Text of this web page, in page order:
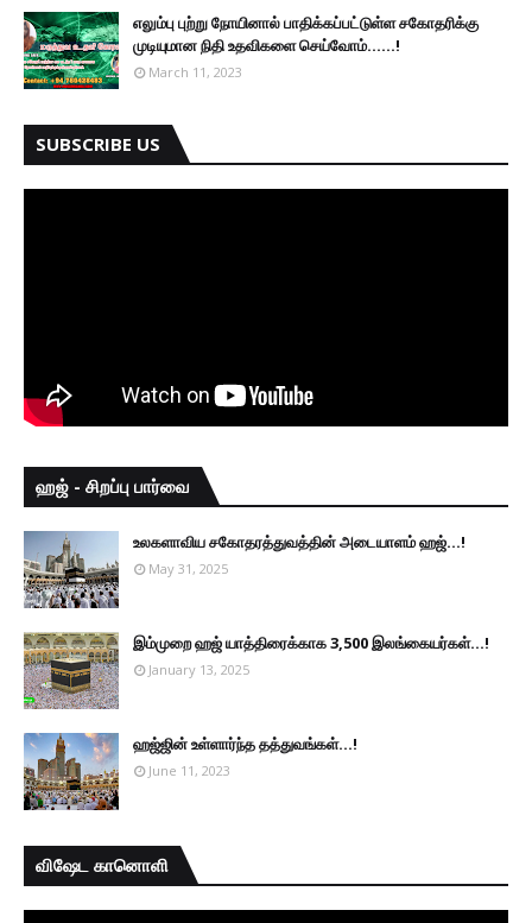
எலும்பு புற்று நோயினால் பாதிக்கப்பட்டுள்ள சகோதரிக்கு
முடியுமான நிதி உதவிகளை செய்வோம்......!
March 11, 2023
SUBSCRIBE US
ஹஜ் - சிறப்பு பார்வை
உலகளாவிய சகோதரத்துவத்தின் அடையாளம் ஹஜ்...!
May 31, 2025
இம்முறை ஹஜ் யாத்திரைக்காக 3,500 இலங்கையர்கள்...!
January 13, 2025
ஹஜ்ஜின் உள்ளார்ந்த தத்துவங்கள்...!
June 11, 2023
விஷேட கானொளி